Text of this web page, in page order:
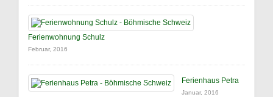
Ferienwohnung Schulz
Februar, 2016
Ferienhaus Petra
Januar, 2016